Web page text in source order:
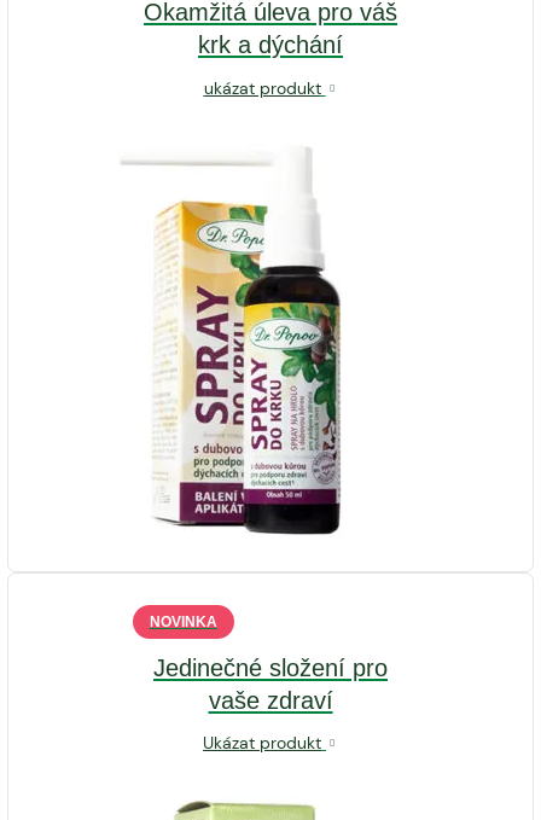
Okamžitá úleva pro váš
krk a dýchání
ukázat produkt
NOVINKA
Jedinečné složení pro
vaše zdraví
Ukázat produkt